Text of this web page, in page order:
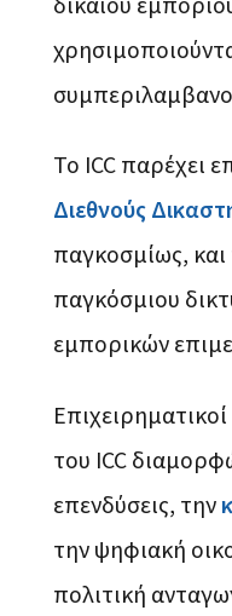
Το ICC παρέχει
Διεθνούς
παγκοσμίως, και
παγκόσμιου
εμπορικών
του ICC
επενδύσεις, την
την ψηφιακή
πολιτική